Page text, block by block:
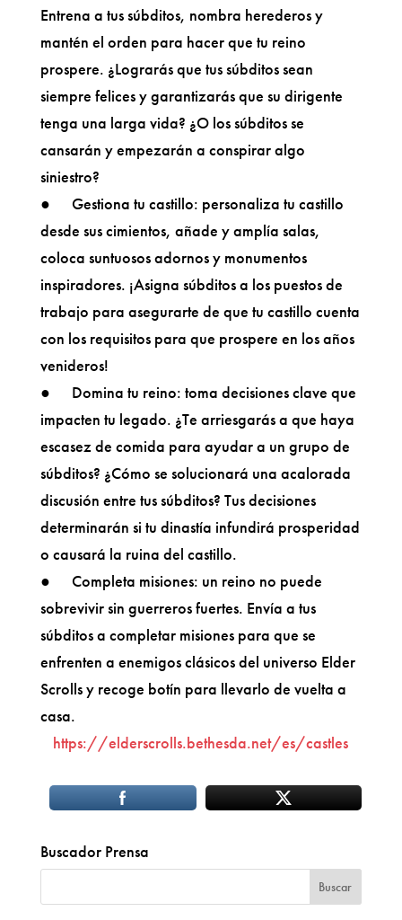
Entrena a tus súbditos, nombra herederos y
mantén el orden para hacer que tu reino
prospere. ¿Lograrás que tus súbditos sean
siempre felices y garantizarás que su dirigente
tenga una larga vida? ¿O los súbditos se
cansarán y empezarán a conspirar algo
siniestro?
● Gestiona tu castillo: personaliza tu castillo
desde sus cimientos, añade y amplía salas,
coloca suntuosos adornos y monumentos
inspiradores. ¡Asigna súbditos a los puestos de
trabajo para asegurarte de que tu castillo cuenta
con los requisitos para que prospere en los años
venideros!
● Domina tu reino: toma decisiones clave que
impacten tu legado. ¿Te arriesgarás a que haya
escasez de comida para ayudar a un grupo de
súbditos? ¿Cómo se solucionará una acalorada
discusión entre tus súbditos? Tus decisiones
determinarán si tu dinastía infundirá prosperidad
o causará la ruina del castillo.
● Completa misiones: un reino no puede
sobrevivir sin guerreros fuertes. Envía a tus
súbditos a completar misiones para que se
enfrenten a enemigos clásicos del universo Elder
Scrolls y recoge botín para llevarlo de vuelta a
casa.
https://elderscrolls.bethesda.net/es/castles
Buscador Prensa